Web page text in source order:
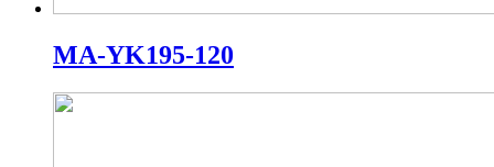
MA-YK195-120